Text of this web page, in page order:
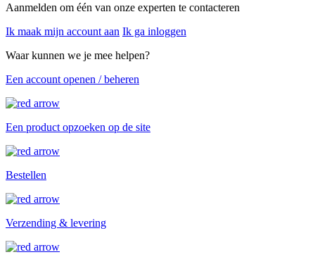
Aanmelden om één van onze experten te contacteren
Ik maak mijn account aan Ik ga inloggen
Waar kunnen we je mee helpen?
Een account openen / beheren
Een product opzoeken op de site
Bestellen
Verzending & levering